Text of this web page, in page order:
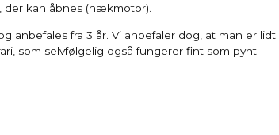
der kan åbnes (hækmotor).
anbefales fra 3 år. Vi anbefaler dog, at man er lidt
som selvfølgelig også fungerer fint som pynt.